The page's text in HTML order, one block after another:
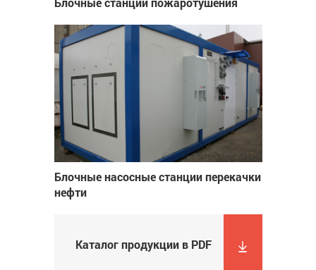
Блочные насосные станции перекачки
нефти
Каталог продукции в PDF